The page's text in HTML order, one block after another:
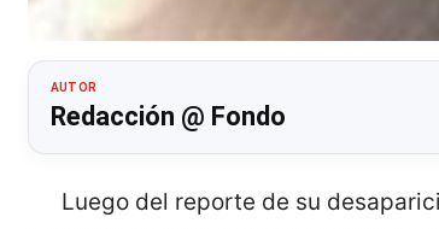
AUTOR
Redacción @ Fondo
Luego del reporte de su